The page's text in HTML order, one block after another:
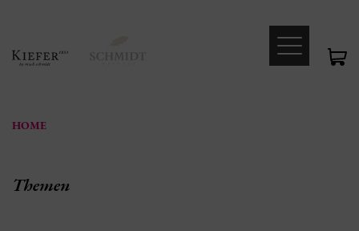
HOME
Themen